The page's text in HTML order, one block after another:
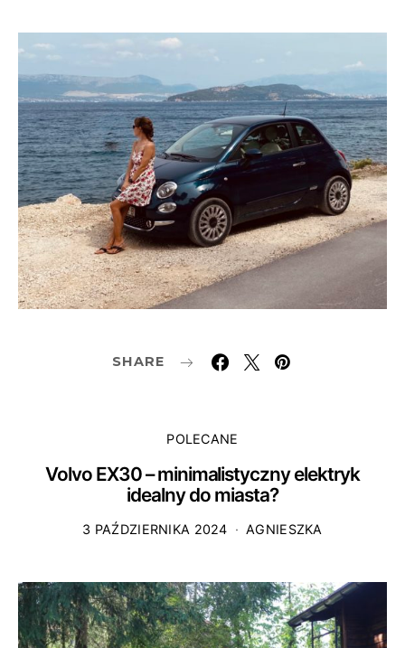
SHARE
POLECANE
Volvo EX30 – minimalistyczny elektryk
idealny do miasta?
3 PAŹDZIERNIKA 2024 AGNIESZKA